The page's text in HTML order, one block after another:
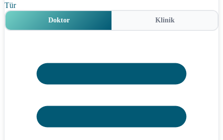
Tür
Doktor Klinik